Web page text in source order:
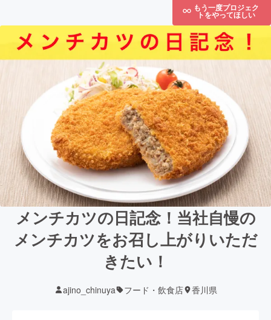
もう一度プロジェク
トをやってほしい
メンチカツの日記念！当社自慢の
メンチカツをお召し上がりいただ
きたい！
ajino_chinuya フード・飲食店 香川県